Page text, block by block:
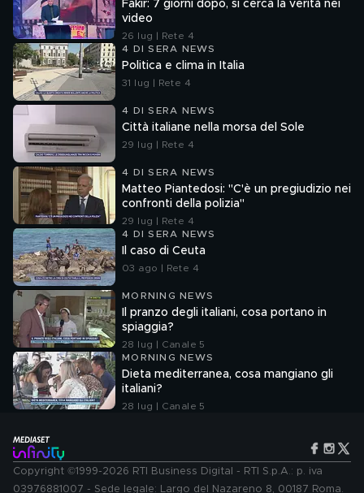
Fakir: 7 giorni dopo, si cerca la verità nei
video
26 lug | Rete 4
4 DI SERA NEWS
Politica e clima in Italia
31 lug | Rete 4
4 DI SERA NEWS
Città italiane nella morsa del Sole
29 lug | Rete 4
4 DI SERA NEWS
Matteo Piantedosi: "C'è un pregiudizio nei
confronti della polizia"
29 lug | Rete 4
4 DI SERA NEWS
Il caso di Ceuta
03 ago | Rete 4
MORNING NEWS
Il pranzo degli italiani, cosa portano in
spiaggia?
28 lug | Canale 5
MORNING NEWS
Dieta mediterranea, cosa mangiano gli
italiani?
28 lug | Canale 5
Copyright ©1999-2026 RTI Business Digital - RTI S.p.A.: p. iva
03976881007 - Sede legale: Largo del Nazareno 8, 00187 Roma.